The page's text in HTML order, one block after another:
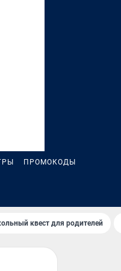
ПРОМОКОДЫ
квест для родителей